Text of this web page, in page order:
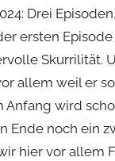
Drei
ersten
Skurrilität.
allem weil er
wird
Ende noch ein
hier vor allem